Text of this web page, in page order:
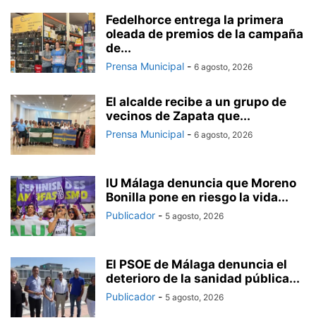
Fedelhorce entrega la primera
oleada de premios de la campaña
de...
Prensa Municipal - 6 agosto, 2026
El alcalde recibe a un grupo de
vecinos de Zapata que...
Prensa Municipal - 6 agosto, 2026
IU Málaga denuncia que Moreno
Bonilla pone en riesgo la vida...
Publicador - 5 agosto, 2026
El PSOE de Málaga denuncia el
deterioro de la sanidad pública...
Publicador - 5 agosto, 2026